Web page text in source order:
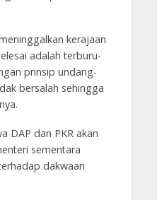
kerajaan
adalah terburu-
prinsip undang-
bersalah sehingga
DAP dan PKR akan
sementara
dakwaan